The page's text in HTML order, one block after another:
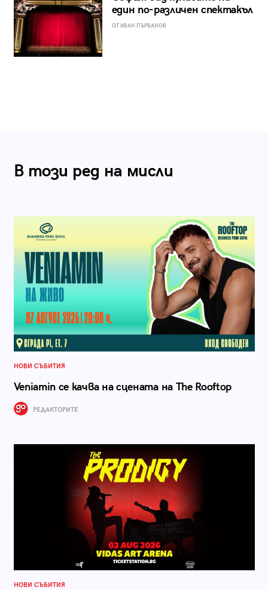
един по-различен спектакъл
ОТ ИВАН ПЪРВАНОВ
В този ред на мисли
НОВИ СЪБИТИЯ
Veniamin се качва на сцената на The Rooftop
РЕДАКТОРИТЕ
НОВИ СЪБИТИЯ